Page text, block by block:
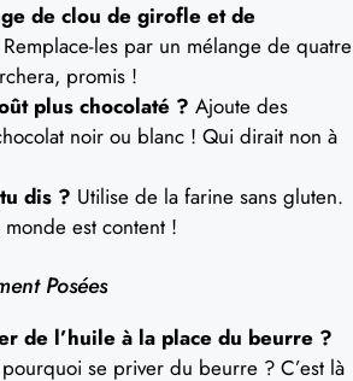
de clou de girofle et de
Remplace-les par un mélange de quatre
promis !
plus chocolaté ? Ajoute des
noir ou blanc ! Qui dirait non à
dis ? Utilise de la farine sans gluten.
est content !
Posées
de l’huile à la place du beurre ?
se priver du beurre ? C’est là